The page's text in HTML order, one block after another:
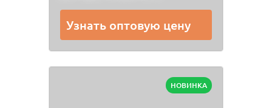
Узнать оптовую цену
НОВИНКА